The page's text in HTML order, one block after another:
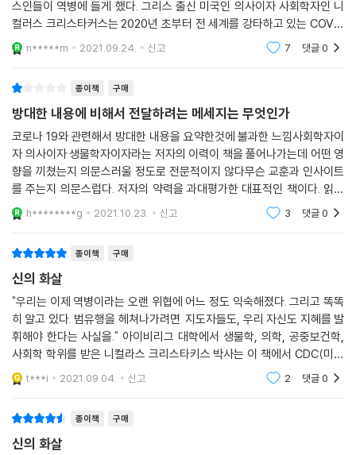
ㆍ 바이러스의 계속된 변이를 막기 위해 우리가 해야 할 일은 무엇인가?
ㆍ 백신 접종 회피 현상을 어떻게 극복해나갈 것인가?
들은 아직 남아 있다. 다음번에는 과연 더 잘 대비할 수 있을까? 다음 범유
후에 닥칠 것인가? 2020년과 2021년, 팬데믹의 한가운데를 통과하고 있
는 우리는 어쩌면 더 거대한 지구적 재앙에 앞서 일종의 연습을 치르고 있
는지도 모른다. 국제 협력체의 필요성, 인접국 간 비용 부담 문제, 과학에
기반한 전문가의 의견 존중, 복잡한 정치적 요인에 대해 언급하는 크리스
타키스의 제언을 귀담아들어야 하는 이유다.
『신의 화살』은 이러한 새로운 위기에 철저하게 대비하며 이전과는 다른 형
보다 팬데믹의 경험을 진지하게 사유하고자 하는 이들이라면 크리스타키
스가 포착한 코로나19와 인류의 서사를 한 번쯤은 경유할 필요가 있다.
코로나19는 어떤 방식으로 세계적 상실을 이끌었는가
지금 여기, 가장 유의미한 팬데믹의 이면을 만난다
저자는 사회학적 관점을 통해 우리 사회 지도자들이 지닌 문제와 사회구조
적 상황을 예리하게 진단한다. 초기 중국 당국에서 당 대회를 위해 바이러
스 발생 사실을 감췄던 일이나, 확산 당시 한 발짝 늦은 대처를 보여주던 미
다 보면, 이번 팬데믹은 어느 정도 인간이 만들어낸 재해일지도 모른다는
생각이 든다. 이처럼 그가 던지는 담론을 들여다보면, 바이러스가 드러낸
스인들이 역병에 들게 했다. 그리스 출신 미국인 의사이자 사회학자인 니
컬러스 크리스타커스는 2020년 초부터 전 세계를 강타하고 있는 COVID
-19 팬데믹(범유행)을 바로 그 아폴론이 날린 화살에 비유하고 있다(이
책의 원제가 바로 《Apo
n*****m 2021.09.24. 신고 7 댓글0
종이책 구매
방대한 내용에 비해서 전달하려는 메세지는 무엇인가
코로나 19와 관련해서 방대한 내용을 요약한것에 불과한 느낌사회학자이
자 의사이자 생물학자이자라는 저자의 이력이 책을 풀어나가는데 어떤 영
향을 끼쳤는지 의문스러울 정도로 전문적이지 않다무슨 교훈과 인사이트
를 주는지 의문스럽다. 저자의 약력을 과대평가한 대표적인 책이다. 읽고
나서 허탈하기까지 하다.후반부에 의학적 연구와 지금까지의 사례를 바탕
으로 한 교훈 또는 앞
h********g 2021.10.23. 신고 3 댓글0
종이책 구매
신의 화살
"우리는 이제 역병이라는 오랜 위협에 어느 정도 익숙해졌다. 그리고 똑똑
히 알고 있다. 범유행을 헤쳐나가려면 지도자들도, 우리 자신도 지혜를 발
휘해야 한다는 사실을." 아이비리그 대학에서 생물학, 의학, 공중보건학,
사회학 학위를 받은 니컬라스 크리스타키스 박사는 이 책에서 CDC(미국
질병관리본부)에 코로나19와 관련된 정책을 제안하면서 동시에, 예기치
못한 질병 대유행
t***i 2021.09.04. 신고 2 댓글0
종이책 구매
신의 화살